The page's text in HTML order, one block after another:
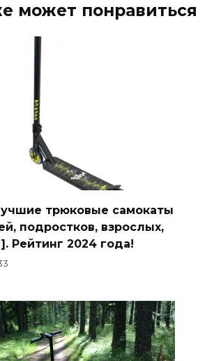
может понравиться
трюковые самокаты
подростков, взрослых,
Рейтинг 2024 года!